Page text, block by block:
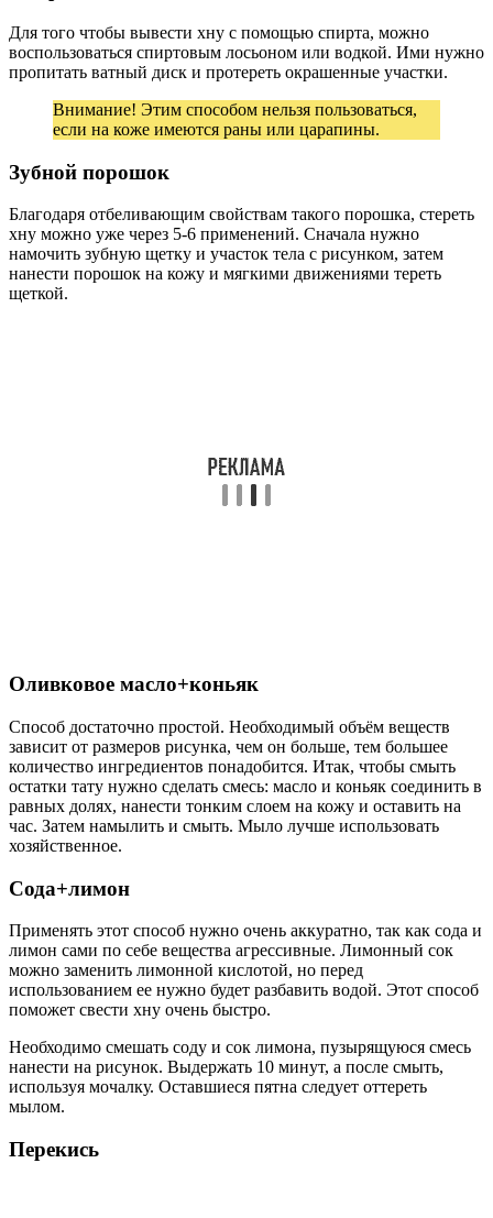
Для того чтобы вывести хну с помощью спирта, можно
воспользоваться спиртовым лосьоном или водкой. Ими нужно
пропитать ватный диск и протереть окрашенные участки.
Внимание! Этим способом нельзя пользоваться,
если на коже имеются раны или царапины.
Зубной порошок
Благодаря отбеливающим свойствам такого порошка, стереть
хну можно уже через 5-6 применений. Сначала нужно
намочить зубную щетку и участок тела с рисунком, затем
нанести порошок на кожу и мягкими движениями тереть
щеткой.
Оливковое масло+коньяк
Способ достаточно простой. Необходимый объём веществ
зависит от размеров рисунка, чем он больше, тем большее
количество ингредиентов понадобится. Итак, чтобы смыть
остатки тату нужно сделать смесь: масло и коньяк соединить в
равных долях, нанести тонким слоем на кожу и оставить на
час. Затем намылить и смыть. Мыло лучше использовать
хозяйственное.
Сода+лимон
Применять этот способ нужно очень аккуратно, так как сода и
лимон сами по себе вещества агрессивные. Лимонный сок
можно заменить лимонной кислотой, но перед
использованием ее нужно будет разбавить водой. Этот способ
поможет свести хну очень быстро.
Необходимо смешать соду и сок лимона, пузырящуюся смесь
нанести на рисунок. Выдержать 10 минут, а после смыть,
используя мочалку. Оставшиеся пятна следует оттереть
мылом.
Перекись